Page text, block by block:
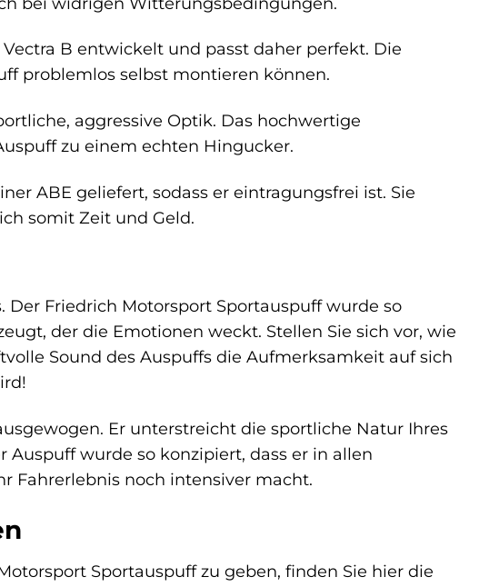
B entwickelt und passt daher perfekt. Die
problemlos selbst montieren können.
aggressive Optik. Das hochwertige
zu einem echten Hingucker.
ABE geliefert, sodass er eintragungsfrei ist. Sie
somit Zeit und Geld.
Der Friedrich Motorsport Sportauspuff wurde so
der die Emotionen weckt. Stellen Sie sich vor, wie
Sound des Auspuffs die Aufmerksamkeit auf sich
Er unterstreicht die sportliche Natur Ihres
wurde so konzipiert, dass er in allen
Fahrerlebnis noch intensiver macht.
Sportauspuff zu geben, finden Sie hier die